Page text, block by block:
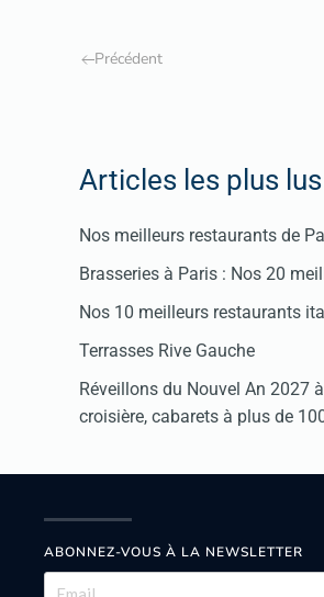
Précédent
Articles les plus lus
Nos meilleurs restaurants de
Brasseries à Paris : Nos 20
Nos 10 meilleurs restaurants
Terrasses Rive Gauche
Réveillons du Nouvel An 2027
croisière, cabarets à plus de
ABONNEZ-VOUS À LA NEWSLETTER